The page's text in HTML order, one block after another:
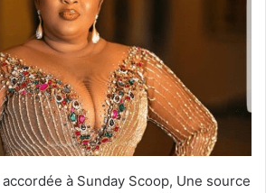
à Sunday Scoop, Une source